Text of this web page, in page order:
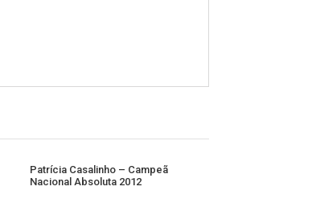
Patrícia Casalinho – Campeã
Nacional Absoluta 2012